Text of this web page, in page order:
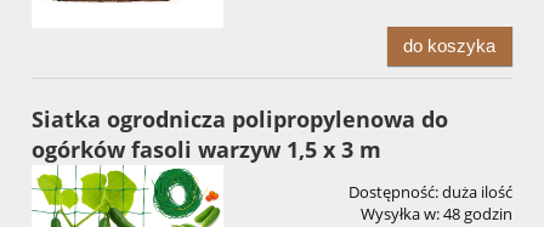
do koszyka
Siatka ogrodnicza polipropylenowa do
ogórków fasoli warzyw 1,5 x 3 m
Dostępność:duża ilość
Wysyłka w:48 godzin